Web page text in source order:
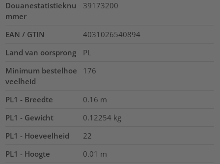
Douanestatistieknu
mmer
39173200
EAN / GTIN
4031026540894
Land van oorsprong
PL
Minimum bestelhoe
veelheid
176
PL1 - Breedte 0.16 m
PL1 - Gewicht
0.12254 kg
PL1 - Hoeveelheid
22
PL1 - Hoogte
0.01 m